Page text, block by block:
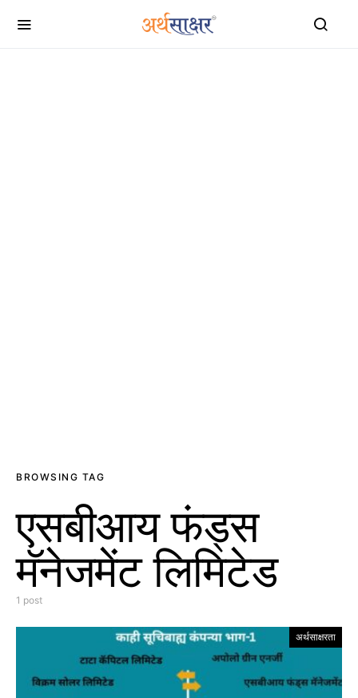
BROWSING TAG
एसबीआय फंड्स
मॅनेजमेंट लिमिटेड
1 post
अर्थसाक्षरता